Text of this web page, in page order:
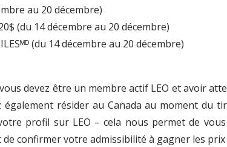
au 20 décembre)
(du 14 décembre au 20 décembre)
(du 14 décembre au 20 décembre)
devez être un membre actif LEO et avoir
résider au Canada au moment du
profil sur LEO – cela nous permet de
confirmer votre admissibilité à gagner les prix